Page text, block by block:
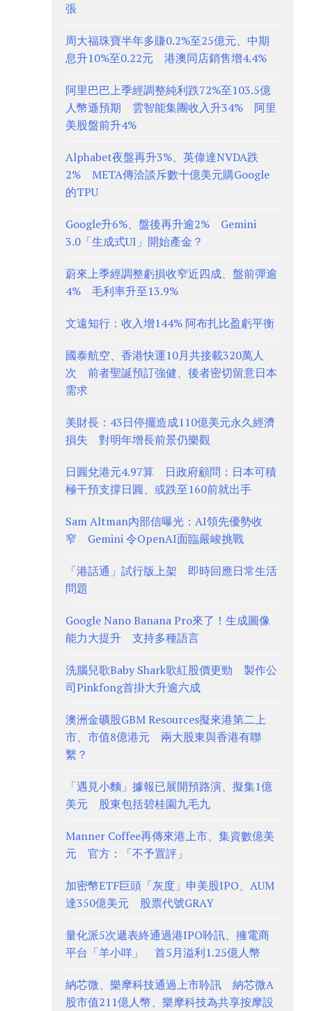
張
周大福珠寶半年多賺0.2%至25億元、中期
息升10%至0.22元 港澳同店銷售增4.4%
阿里巴巴上季經調整純利跌72%至103.5億
人幣遜預期 雲智能集團收入升34% 阿里
美股盤前升4%
Alphabet夜盤再升3%、英偉達NVDA跌
2% META傳洽談斥數十億美元購Google
的TPU
Google升6%、盤後再升逾2% Gemini
3.0「生成式UI」開始產金？
蔚來上季經調整虧損收窄近四成、盤前彈逾
4% 毛利率升至13.9%
文遠知行：收入增144% 阿布扎比盈虧平衡
國泰航空、香港快運10月共接載320萬人
次 前者聖誕預訂強健、後者密切留意日本
需求
美財長：43日停擺造成110億美元永久經濟
損失 對明年增長前景仍樂觀
日圓兌港元4.97算 日政府顧問：日本可積
極干預支撐日圓、或跌至160前就出手
Sam Altman內部信曝光：AI領先優勢收
窄 Gemini 令OpenAI面臨嚴峻挑戰
「港話通」試行版上架 即時回應日常生活
問題
Google Nano Banana Pro來了！生成圖像
能力大提升 支持多種語言
洗腦兒歌Baby Shark歌紅股價更勁 製作公
司Pinkfong首掛大升逾六成
澳洲金礦股GBM Resources擬來港第二上
市、市值8億港元 兩大股東與香港有聯
繫？
「遇見小麵」據報已展開預路演、擬集1億
美元 股東包括碧桂園九毛九
Manner Coffee再傳來港上市、集資數億美
元 官方：「不予置評」
加密幣ETF巨頭「灰度」申美股IPO、AUM
達350億美元 股票代號GRAY
量化派5次遞表終通過港IPO聆訊、擁電商
平台「羊小咩」 首5月溢利1.25億人幣
納芯微、樂摩科技通過上市聆訊 納芯微A
股市值211億人幣、樂摩科技為共享按摩設